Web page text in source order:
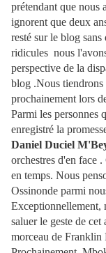
prétendant que nous
ignorent que deux
resté sur le blog sans
ridicules nous
perspective de la
blog .Nous tiendrons
prochainement lors
Parmi les personnes
enregistré la
Daniel Duciel
orchestres d'en face
en temps. Nous
Ossinonde parmi
Exceptionnellement,
saluer le geste de
morceau de Franklin